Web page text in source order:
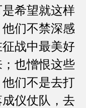
希望就这样
们不禁深感
战中最美好
也憎恨这些
们不是去打
仪仗队，去